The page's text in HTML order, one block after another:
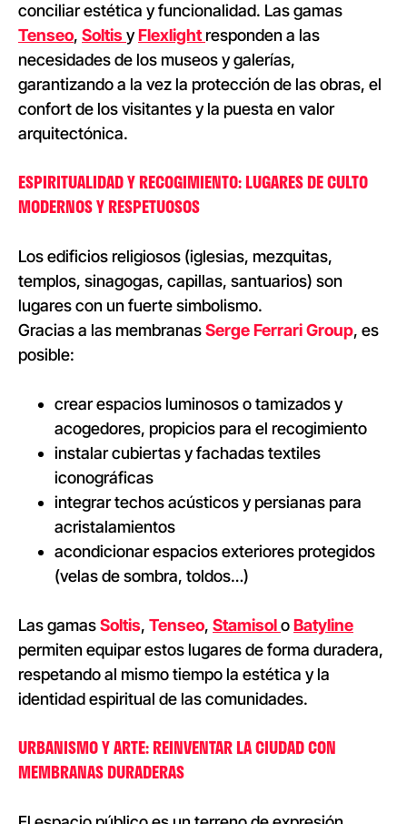
conciliar estética y funcionalidad. Las gamas
Tenseo, SoltisyFlexlight responden a las
necesidades de los museos y galerías,
garantizando a la vez la protección de las obras, el
confort de los visitantes y la puesta en valor
arquitectónica.
ESPIRITUALIDAD Y RECOGIMIENTO: LUGARES DE CULTO
MODERNOS Y RESPETUOSOS
Los edificios religiosos (iglesias, mezquitas,
templos, sinagogas, capillas, santuarios) son
lugares con un fuerte simbolismo.
Gracias a las membranasSerge Ferrari Group, es
posible:
crear espacios luminosos o tamizados y
acogedores, propicios para el recogimiento
instalar cubiertas y fachadas textiles
iconográficas
integrar techos acústicos y persianas para
acristalamientos
acondicionar espacios exteriores protegidos
(velas de sombra, toldos…)
Las gamasSoltis, Tenseo, StamisoloBatyline
permiten equipar estos lugares de forma duradera,
respetando al mismo tiempo la estética y la
identidad espiritual de las comunidades.
URBANISMO Y ARTE: REINVENTAR LA CIUDAD CON
MEMBRANAS DURADERAS